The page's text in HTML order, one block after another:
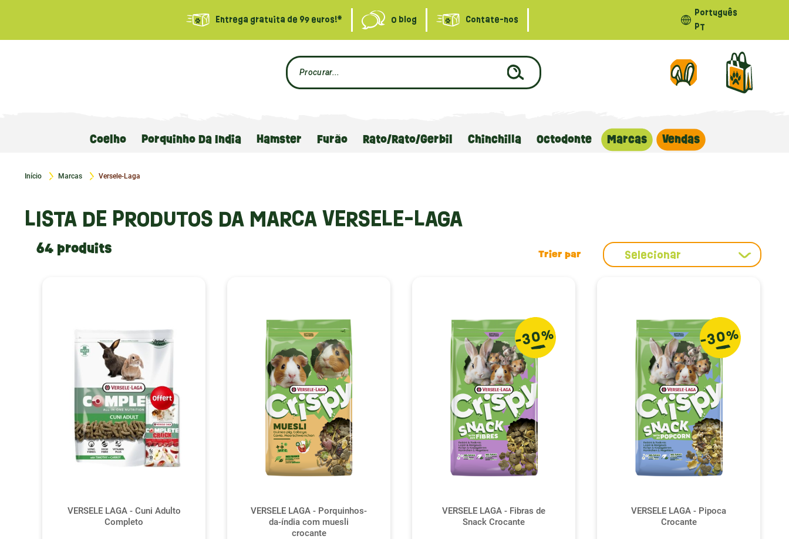
Entrega gratuita de 99 euros!* O blog Contate-nos
Português
PT
Coelho Porquinho Da Índia Hamster Furão Rato/Rato/Gerbil Chinchilla Octodonte Marcas Vendas
Início Marcas Versele-Laga
LISTA DE PRODUTOS DA MARCA VERSELE-LAGA
64 produits Selecionar
VERSELE LAGA - Cuni Adulto
Completo
VERSELE LAGA - Porquinhos-
da-índia com muesli
crocante
VERSELE LAGA - Fibras de
Snack Crocante
-30%
VERSELE LAGA - Pipoca
Crocante
-30%